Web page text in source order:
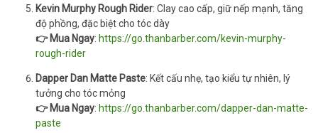
Kevin Murphy Rough Rider: Clay cao cấp, giữ nếp mạnh, tăng
độ phồng, đặc biệt cho tóc dày
👉 Mua Ngay: https://go.thanbarber.com/kevin-murphy-
rough-rider
Dapper Dan Matte Paste: Kết cấu nhẹ, tạo kiểu tự nhiên, lý
tưởng cho tóc mỏng
👉 Mua Ngay: https://go.thanbarber.com/dapper-dan-matte-
paste